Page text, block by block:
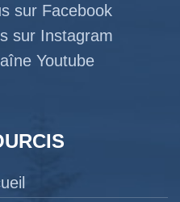
sur Facebook
sur Instagram
Youtube